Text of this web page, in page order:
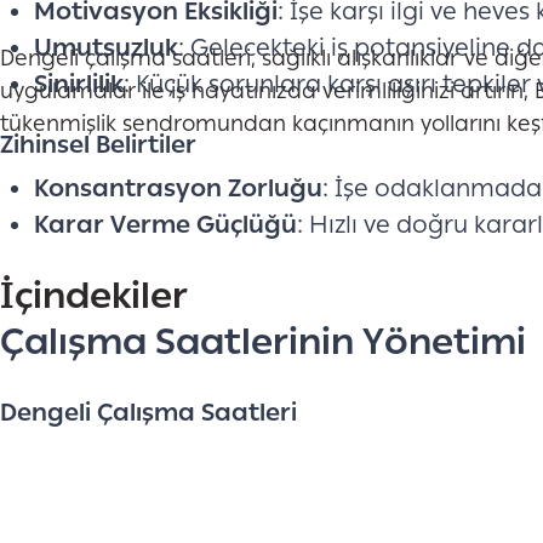
Dengeli çalışma saatleri, sağlıklı alışkanlıklar ve
uygulamalar ile iş hayatınızda verimliliğinizi
tükenmişlik sendromundan kaçınmanın yollarını
İçindekiler
Motivasyon Eksikliği: İşe karşı ilgi ve heves
Umutsuzluk: Gelecekteki iş potansiyeline
Sinirlilik: Küçük sorunlara karşı aşırı tepkiler
Zihinsel Belirtiler
Konsantrasyon Zorluğu: İşe
Karar Verme Güçlüğü: Hızlı ve doğru
Çalışma Saatlerinin Yönetimi
Dengeli Çalışma Saatleri